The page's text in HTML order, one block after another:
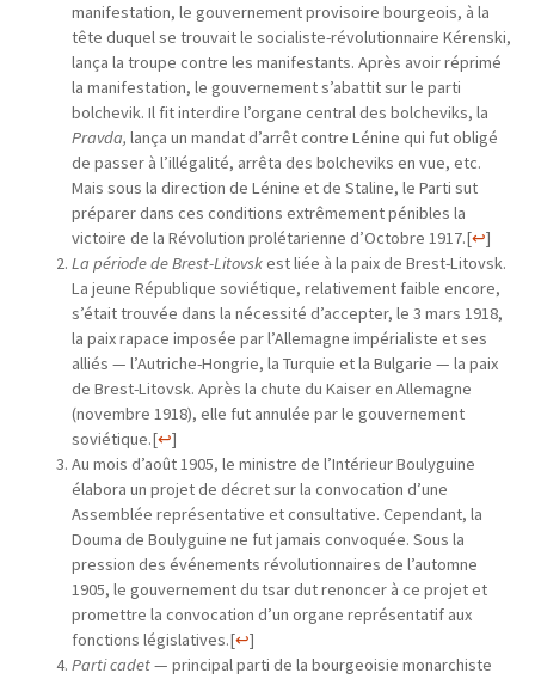
manifestation, le gouvernement provisoire bourgeois, à la
tête duquel se trouvait le socialiste-révolutionnaire Kérenski,
lança la troupe contre les manifestants. Après avoir réprimé
la manifestation, le gouvernement s’abattit sur le parti
bolchevik. Il fit interdire l’organe central des bolcheviks, la
Pravda, lança un mandat d’arrêt contre Lénine qui fut obligé
de passer à l’illégalité, arrêta des bolcheviks en vue, etc.
Mais sous la direction de Lénine et de Staline, le Parti sut
préparer dans ces conditions extrêmement pénibles la
victoire de la Révolution prolétarienne d’Octobre 1917.[↩]
La période de Brest-Litovskest liée à la paix de Brest-Litovsk.
La jeune République soviétique, relativement faible encore,
s’était trouvée dans la nécessité d’accepter, le 3 mars 1918,
la paix rapace imposée par l’Allemagne impérialiste et ses
alliés — l’Autriche-Hongrie, la Turquie et la Bulgarie — la paix
de Brest-Litovsk. Après la chute du Kaiser en Allemagne
(novembre 1918), elle fut annulée par le gouvernement
soviétique.[↩]
Au mois d’août 1905, le ministre de l’Intérieur Boulyguine
élabora un projet de décret sur la convocation d’une
Assemblée représentative et consultative. Cependant, la
Douma de Boulyguine ne fut jamais convoquée. Sous la
pression des événements révolutionnaires de l’automne
1905, le gouvernement du tsar dut renoncer à ce projet et
promettre la convocation d’un organe représentatif aux
fonctions législatives.[↩]
Parti cadet— principal parti de la bourgeoisie monarchiste